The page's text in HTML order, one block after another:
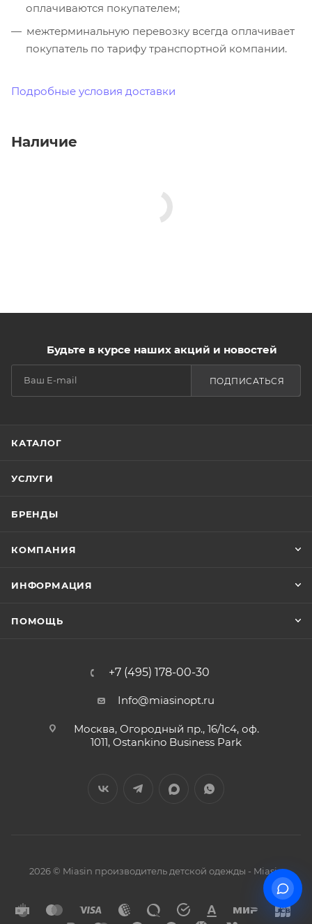
оплачиваются покупателем;
межтерминальную перевозку всегда оплачивает
покупатель по тарифу транспортной компании.
Подробные условия доставки
Наличие
Будьте в курсе наших акций и новостей
ПОДПИСАТЬСЯ
КАТАЛОГ
УСЛУГИ
БРЕНДЫ
КОМПАНИЯ
ИНФОРМАЦИЯ
ПОМОЩЬ
+7 (495) 178-00-30
Info@miasinopt.ru
Москва, Огородный пр., 16/1с4, оф.
1011, Ostankino Business Park
2026 © Miasin производитель детской одежды - Miasin